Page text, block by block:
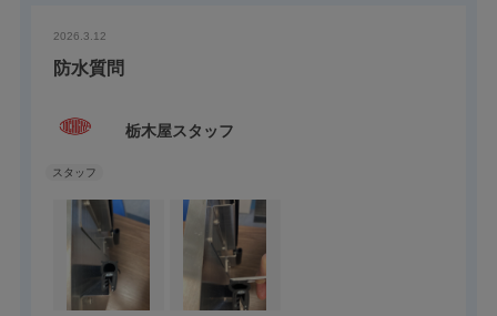
イプや、表面がソリッドで内部をスポンジ状にし、心金を同時に
押出し成形した一定断面のものが一般的です。
2026.3.12
防水質問
栃木屋スタッフ